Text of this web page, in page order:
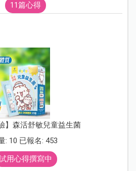
11篇心得
】森活舒敏兒童益生菌
: 10 已報名: 453
用心得撰寫中